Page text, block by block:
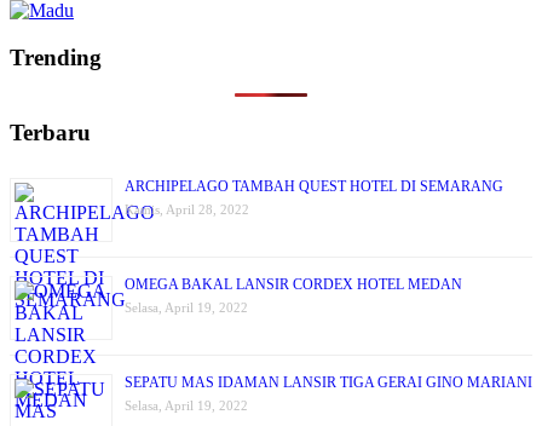
Trending
Terbaru
ARCHIPELAGO TAMBAH QUEST HOTEL DI SEMARANG
Kamis, April 28, 2022
OMEGA BAKAL LANSIR CORDEX HOTEL MEDAN
Selasa, April 19, 2022
SEPATU MAS IDAMAN LANSIR TIGA GERAI GINO MARIANI
Selasa, April 19, 2022